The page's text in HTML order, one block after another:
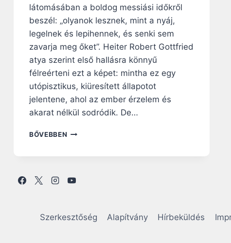
látomásában a boldog messiási időkről
beszél: „olyanok lesznek, mint a nyáj,
legelnek és lepihennek, és senki sem
zavarja meg őket”. Heiter Robert Gottfried
atya szerint első hallásra könnyű
félreérteni ezt a képet: mintha ez egy
utópisztikus, kiüresített állapotot
jelentene, ahol az ember érzelem és
akarat nélkül sodródik. De…
BŐVEBBEN
N
I
Szerkesztőség Alapítvány Hírbeküldés